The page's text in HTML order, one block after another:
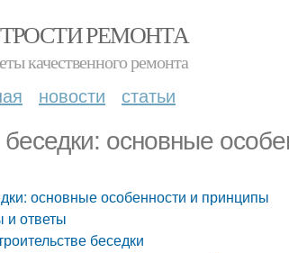
РЕМОНТА
качественного ремонта
новости статьи
основные
основные особенности и принципы
ответы
беседки